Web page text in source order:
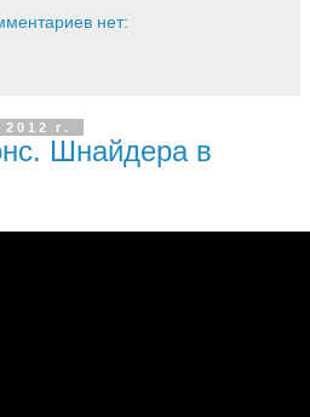
нет:
г.
Шнайдера в